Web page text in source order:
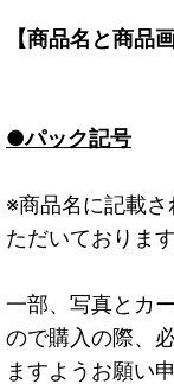
【商品名と商品
●パック記号
※商品名に記載
ただいております
一部、写真とカ
ので購入の際、
ますようお願い